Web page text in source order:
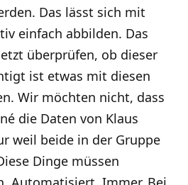
Das lässt sich mit
einfach abbilden. Das
überprüfen, ob dieser
ist etwas mit diesen
Wir möchten nicht, dass
die Daten von Klaus
weil beide in der Gruppe
Dinge müssen